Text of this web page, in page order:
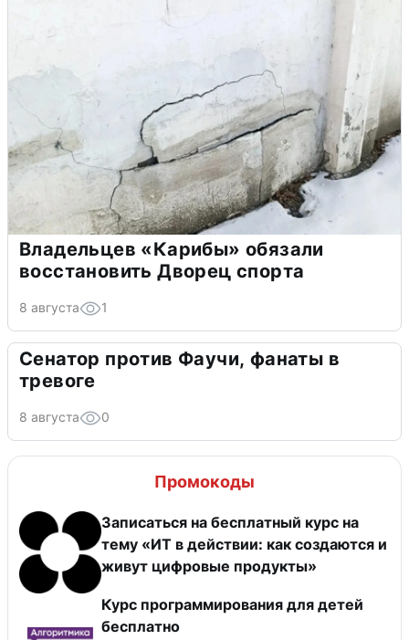
Владельцев «Карибы» обязали
восстановить Дворец спорта
8 августа 1
Сенатор против Фаучи, фанаты в
тревоге
8 августа 0
Промокоды
Записаться на бесплатный курс на
тему «ИТ в действии: как создаются и
живут цифровые продукты»
Курс программирования для детей
бесплатно